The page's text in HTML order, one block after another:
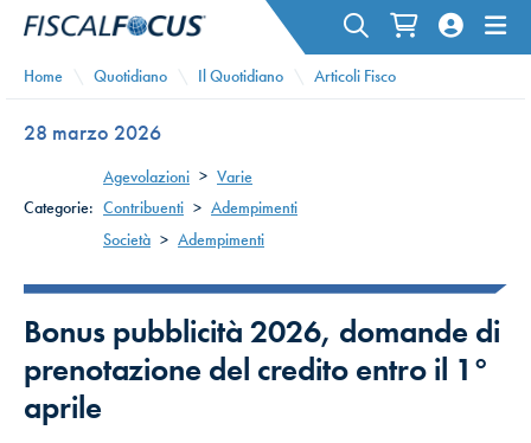
Home Quotidiano Il Quotidiano Articoli Fisco
28 marzo 2026
Categorie:
Agevolazioni > Varie
Contribuenti > Adempimenti
Società > Adempimenti
Bonus pubblicità 2026, domande di
prenotazione del credito entro il 1°
aprile